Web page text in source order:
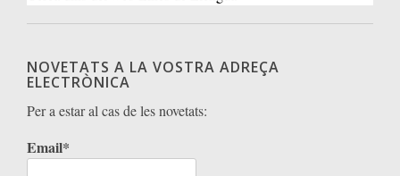
NOVETATS A LA VOSTRA ADREÇA
ELECTRÒNICA
Per a estar al cas de les novetats:
Email*